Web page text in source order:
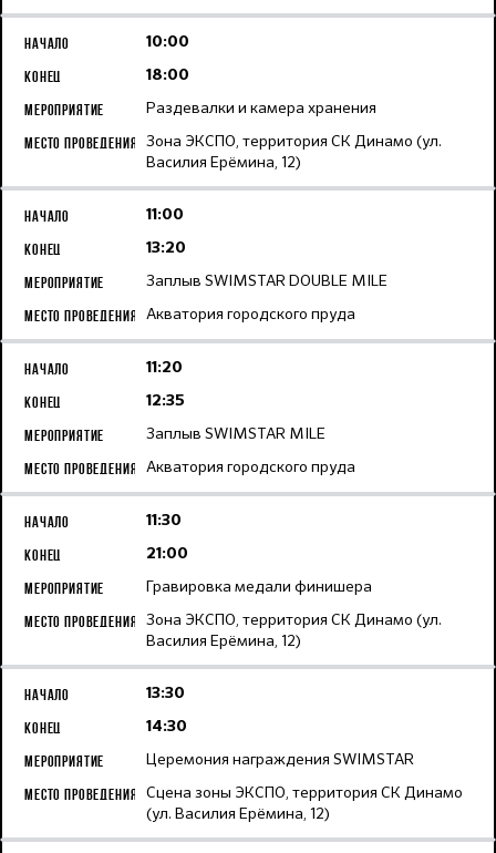
10:00
18:00
Раздевалки и камера хранения
Зона ЭКСПО, территория СК Динамо (ул.
Василия Ерёмина, 12)
11:00
13:20
Заплыв SWIMSTAR DOUBLE MILE
Акватория городского пруда
11:20
12:35
Заплыв SWIMSTAR MILE
Акватория городского пруда
11:30
21:00
Гравировка медали финишера
Зона ЭКСПО, территория СК Динамо (ул.
Василия Ерёмина, 12)
13:30
14:30
Церемония награждения SWIMSTAR
Сцена зоны ЭКСПО, территория СК Динамо
(ул. Василия Ерёмина, 12)